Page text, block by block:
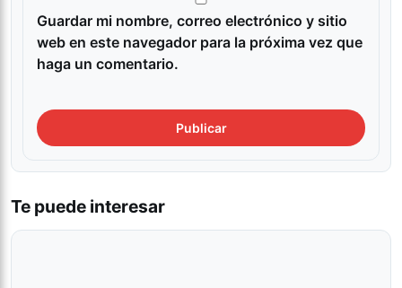
Guardar mi nombre, correo electrónico y sitio
web en este navegador para la próxima vez que
haga un comentario.
Te puede interesar